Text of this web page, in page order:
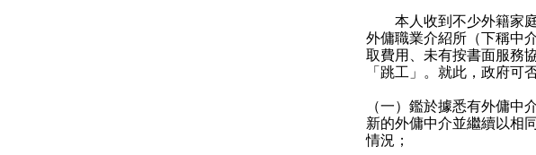
本人收到不少外籍家庭
外傭職業介紹所（下稱中
取費用、未有按書面服務
「跳工」。就此，政府可
（一）鑑於據悉有外傭中
新的外傭中介並繼續以相
情況；